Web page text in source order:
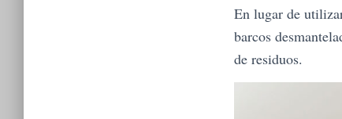
En lugar de
barcos
de residuos.